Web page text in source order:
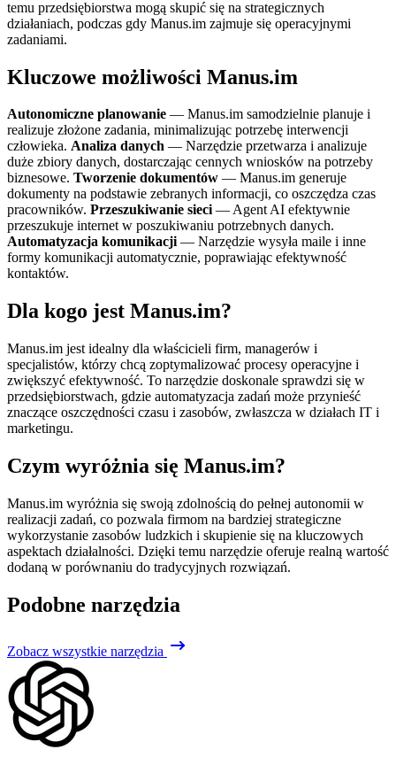
temu przedsiębiorstwa mogą skupić się na strategicznych
działaniach, podczas gdy Manus.im zajmuje się operacyjnymi
zadaniami.
Kluczowe możliwości Manus.im
Autonomiczne planowanie — Manus.im samodzielnie planuje i
realizuje złożone zadania, minimalizując potrzebę interwencji
człowieka. Analiza danych — Narzędzie przetwarza i analizuje
duże zbiory danych, dostarczając cennych wniosków na potrzeby
biznesowe. Tworzenie dokumentów — Manus.im generuje
dokumenty na podstawie zebranych informacji, co oszczędza czas
pracowników. Przeszukiwanie sieci— Agent AI efektywnie
przeszukuje internet w poszukiwaniu potrzebnych danych.
Automatyzacja komunikacji— Narzędzie wysyła maile i inne
formy komunikacji automatycznie, poprawiając efektywność
kontaktów.
Dla kogo jest Manus.im?
Manus.im jest idealny dla właścicieli firm, managerów i
specjalistów, którzy chcą zoptymalizować procesy operacyjne i
zwiększyć efektywność. To narzędzie doskonale sprawdzi się w
przedsiębiorstwach, gdzie automatyzacja zadań może przynieść
znaczące oszczędności czasu i zasobów, zwłaszcza w działach IT i
marketingu.
Czym wyróżnia się Manus.im?
Manus.im wyróżnia się swoją zdolnością do pełnej autonomii w
realizacji zadań, co pozwala firmom na bardziej strategiczne
wykorzystanie zasobów ludzkich i skupienie się na kluczowych
aspektach działalności. Dzięki temu narzędzie oferuje realną wartość
dodaną w porównaniu do tradycyjnych rozwiązań.
Podobne narzędzia
Zobacz wszystkie narzędzia